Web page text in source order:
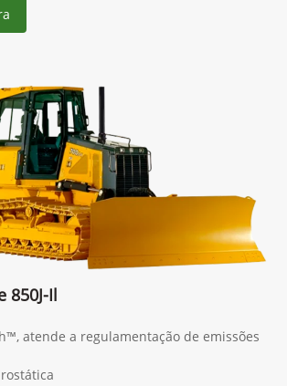
850J-Il
atende a regulamentação de emissões